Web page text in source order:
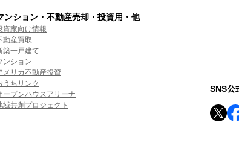
ンション・不動産売却・投資用・他
資家向け情報
動産買取
築一戸建て
ンション
メリカ不動産投資
うちリンク
ープンハウスアリーナ
域共創プロジェクト
SNS公